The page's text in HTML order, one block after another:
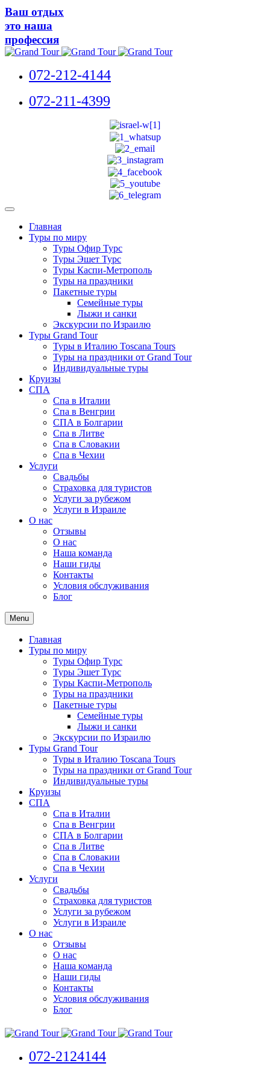
Ваш отдых
это наша
профессия
072-212-4144
072-211-4399
Главная
Туры по миру
Туры Офир Турс
Туры Эшет Турс
Туры Каспи-Метрополь
Туры на праздники
Пакетные туры
Семейные туры
Лыжи и санки
Экскурсии по Израилю
Туры Grand Tour
Туры в Италию Toscana Tours
Туры на праздники от Grand Tour
Индивидуальные туры
Круизы
СПА
Спа в Италии
Спа в Венгрии
СПА в Болгарии
Спа в Литве
Спа в Словакии
Спа в Чехии
Услуги
Свадьбы
Страховка для туристов
Услуги за рубежом
Услуги в Израиле
О нас
Отзывы
О нас
Наша команда
Наши гиды
Контакты
Условия обслуживания
Блог
Menu
Главная
Туры по миру
Туры Офир Турс
Туры Эшет Турс
Туры Каспи-Метрополь
Туры на праздники
Пакетные туры
Семейные туры
Лыжи и санки
Экскурсии по Израилю
Туры Grand Tour
Туры в Италию Toscana Tours
Туры на праздники от Grand Tour
Индивидуальные туры
Круизы
СПА
Спа в Италии
Спа в Венгрии
СПА в Болгарии
Спа в Литве
Спа в Словакии
Спа в Чехии
Услуги
Свадьбы
Страховка для туристов
Услуги за рубежом
Услуги в Израиле
О нас
Отзывы
О нас
Наша команда
Наши гиды
Контакты
Условия обслуживания
Блог
072-2124144